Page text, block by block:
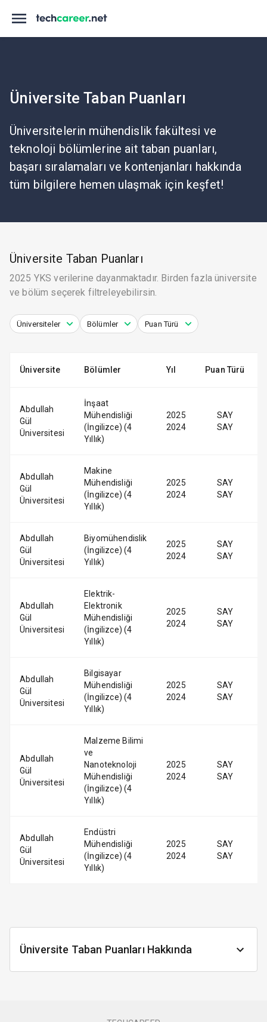
Üniversite Taban Puanları
Üniversitelerin mühendislik fakültesi ve
teknoloji bölümlerine ait taban puanları,
başarı sıralamaları ve kontenjanları hakkında
tüm bilgilere hemen ulaşmak için keşfet!
Üniversite Taban Puanları
2025 YKS verilerine dayanmaktadır. Birden fazla üniversite
ve bölüm seçerek filtreleyebilirsin.
Üniversiteler Bölümler Puan Türü
Üniversite Bölümler Yıl Puan Türü
Abdullah
Gül
Üniversitesi
İnşaat
Mühendisliği
(İngilizce) (4
Yıllık)
2025
2024
SAY
SAY
Abdullah
Gül
Üniversitesi
Makine
Mühendisliği
(İngilizce) (4
Yıllık)
2025
2024
SAY
SAY
Abdullah
Gül
Üniversitesi
Biyomühendislik
(İngilizce) (4
Yıllık)
2025
2024
SAY
SAY
Abdullah
Gül
Üniversitesi
Elektrik-
Elektronik
Mühendisliği
(İngilizce) (4
Yıllık)
2025
2024
SAY
SAY
Abdullah
Gül
Üniversitesi
Bilgisayar
Mühendisliği
(İngilizce) (4
Yıllık)
2025
2024
SAY
SAY
Abdullah
Gül
Üniversitesi
Malzeme Bilimi
ve
Nanoteknoloji
Mühendisliği
(İngilizce) (4
Yıllık)
2025
2024
SAY
SAY
Abdullah
Gül
Üniversitesi
Endüstri
Mühendisliği
(İngilizce) (4
Yıllık)
2025
2024
SAY
SAY
Üniversite Taban Puanları Hakkında